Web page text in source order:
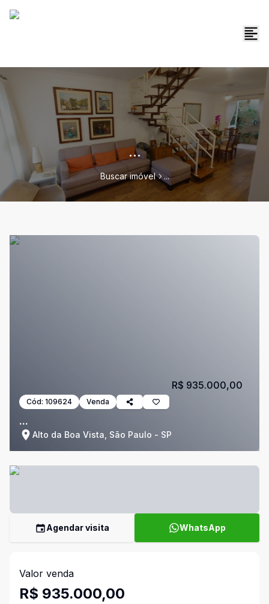
...
Buscar imóvel ...
Cód: 109624 Venda
...
Alto da Boa Vista, São Paulo - SP
R$ 935.000,00
Agendar visita WhatsApp
Valor venda
R$ 935.000,00